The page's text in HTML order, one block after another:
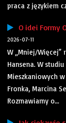
praca z językiem
O idei Formy
2026-07-11
W „Mniej/Więcej”
Hansena. W
Mieszkaniowych
Fronka, Marcina
Rozmawiamy o...